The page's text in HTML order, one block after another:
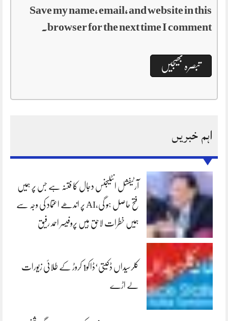
Save my name, email, and website in this
browser for the next time I comment.
اہم خبریں
آرٹیفشل انٹلیجنس دجال کا فتنہ ہے جس پر ہمیں
فتح حاصل ہو گی،AI پر اندھے اعتماد کی وجہ سے
ہمیں خطرات لاحق ہیں پروفیسر احمد رفیق
کلرسیداں ڈکیتی‘ڈاکو1 کروڑ کے طلائی زیورات
لے اڑے